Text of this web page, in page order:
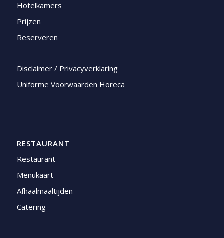
Hotelkamers
Prijzen
Reserveren
Disclaimer / Privacyverklaring
Uniforme Voorwaarden Horeca
RESTAURANT
Restaurant
Menukaart
Afhaalmaaltijden
Catering